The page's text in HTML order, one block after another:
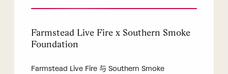
Farmstead Live Fire x Southern Smoke
Foundation
Farmstead Live Fire 与 Southern Smoke